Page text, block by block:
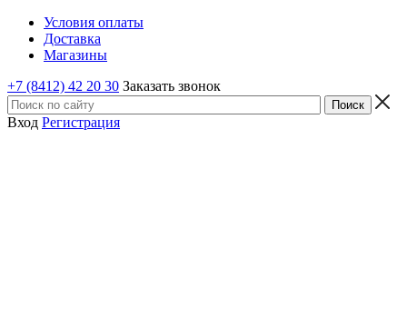
Условия оплаты
Доставка
Магазины
+7 (8412) 42 20 30 Заказать звонок
Вход Регистрация